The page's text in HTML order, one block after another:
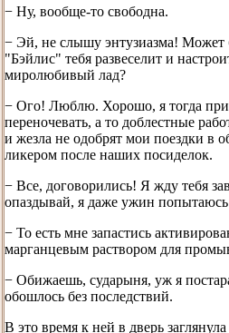
− Ну, вообще-то свободна.
− Эй, не слышу энтузиазма! Может
"Бэйлис" тебя развеселит и
миролюбивый лад?
− Ого! Люблю. Хорошо, я тогда
переночевать, а то доблестные
и жезла не одобрят мои поездки в
ликером после наших посиделок.
− Все, договорились! Я жду тебя
опаздывай, я даже ужин попытаюсь
− То есть мне запастись
марганцевым раствором для
− Обижаешь, сударыня, уж я
обошлось без последствий.
В это время к ней в дверь